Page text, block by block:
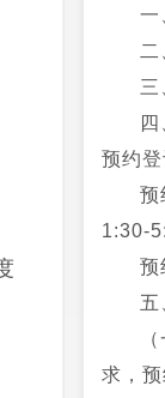
一
三
预约
预
1:30-
预
五
求，